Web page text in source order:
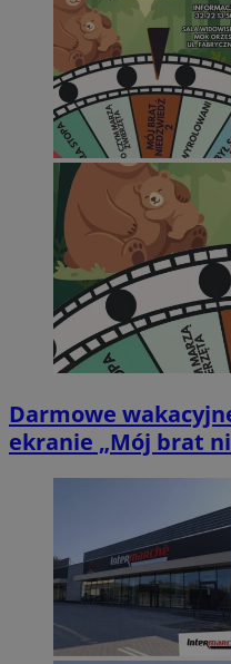
Darmowe
ekranie „Mój brat